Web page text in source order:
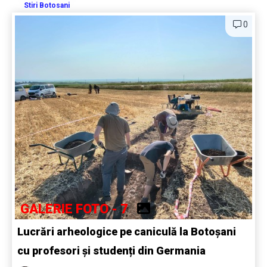
Stiri Botosani
0
GALERIE FOTO - 7
Lucrări arheologice pe caniculă la Botoșani
cu profesori și studenți din Germania